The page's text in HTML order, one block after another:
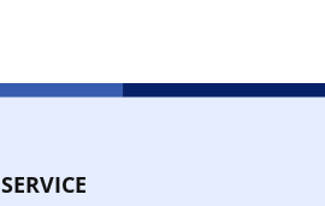
SERVICE